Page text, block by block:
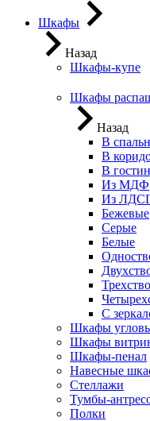
Шкафы
Назад
Шкафы-купе
Шкафы
Назад
В
В
В
Из МДФ
Из
Бежевые
Серые
Белые
С
Шкафы
Шкафы
Шкафы-пенал
Навесные
Стеллажи
Тумбы-
Полки